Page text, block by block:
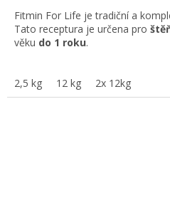
Fitmin For Life je tradiční a
Tato receptura je určena pro
věku do 1 roku.
2,5 kg 12 kg 2x 12kg